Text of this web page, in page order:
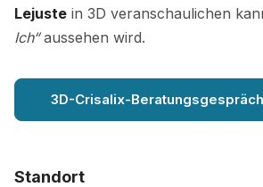
Lejuste in 3D veranschaulichen
Ich“aussehen wird.
3D-Crisalix-
Standort